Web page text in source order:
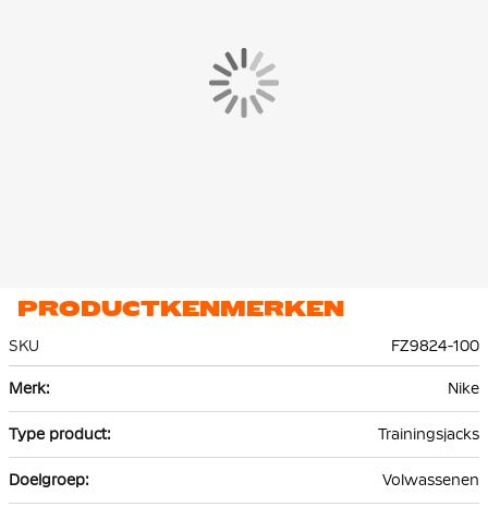
PRODUCTKENMERKEN
SKU
FZ9824-100
informatie
Nike
Trainingsjacks
Volwassenen